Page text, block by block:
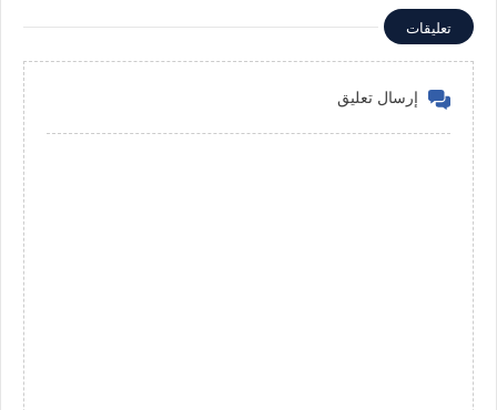
تعليقات
إرسال تعليق